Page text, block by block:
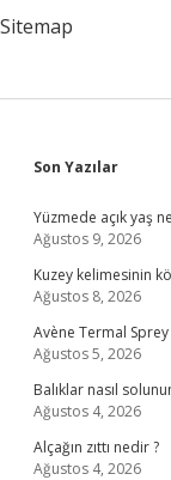
Sitemap
Sidebar
Son Yazılar
Yüzmede açık yaş
Ağustos 9, 2026
Kuzey kelimesinin
Ağustos 8, 2026
Avène Termal Sprey
Ağustos 5, 2026
Balıklar nasıl
Ağustos 4, 2026
Alçağın zıttı nedir ?
Ağustos 4, 2026